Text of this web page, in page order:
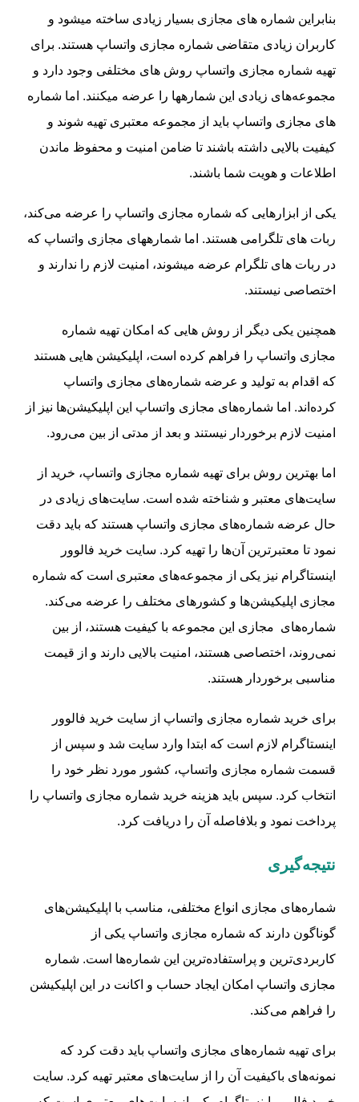
بنابراین شماره‌ های مجازی بسیار زیادی ساخته میشود و
کاربران زیادی متقاضی شماره مجازی واتساپ هستند. برای
تهیه شماره مجازی واتساپ روش‌ های مختلفی وجود دارد و
مجموعه‌های زیادی این شمارهها را عرضه میکنند. اما شماره‌
های مجازی واتساپ باید از مجموعه معتبری تهیه شوند و
کیفیت بالایی داشته باشند تا ضامن امنیت و محفوظ ماندن
اطلاعات و هویت شما باشند.
یکی از ابزارهایی که شماره مجازی واتساپ را عرضه می‌‌کند،
ربات‌ های تلگرامی هستند. اما شمارههای مجازی واتساپ که
در ربات‌ های تلگرام عرضه میشوند، امنیت لازم را ندارند و
اختصاصی نیستند.
همچنین یکی دیگر از روش‌ هایی که امکان تهیه شماره
مجازی واتساپ‌ را فراهم کرده است، اپلیکیشن‌ هایی هستند
که اقدام به تولید و عرضه شماره‌های مجازی واتساپ
کرده‌اند. اما شماره‌های مجازی واتساپ این اپلیکیشن‌ها نیز از
امنیت لازم برخوردار نیستند و بعد از مدتی از بین می‌رود.
اما بهترین روش برای تهیه شماره مجازی واتساپ، خرید از
سایت‌های معتبر و شناخته شده است. سایت‌های زیادی در
حال عرضه شماره‌های مجازی واتساپ هستند که باید دقت
نمود تا معتبرترین آن‌ها را تهیه کرد. سایت خرید فالوور
اینستاگرام نیز یکی از مجموعه‌های معتبری است که شماره
مجازی اپلیکیشن‌ها و کشورهای مختلف را عرضه می‌کند.
شماره‌های مجازی این مجموعه با کیفیت هستند، از بین
نمی‌روند، اختصاصی هستند، امنیت بالایی دارند و از قیمت
مناسبی برخوردار هستند.
برای خرید شماره مجازی واتساپ از سایت خرید فالوور
اینستاگرام لازم است که ابتدا وارد سایت شد و سپس از
قسمت شماره مجازی واتساپ، کشور مورد نظر خود را
انتخاب کرد. سپس باید هزینه خرید شماره مجازی واتساپ را
پرداخت نمود و بلافاصله آن را دریافت کرد.
نتیجه‌گیری
شماره‌های مجازی انواع مختلفی، مناسب با اپلیکیشن‌های
گوناگون دارند که شماره مجازی واتساپ یکی از
کاربردی‌ترین و پراستفاده‌ترین این شماره‌ها است. شماره
مجازی واتساپ امکان ایجاد حساب و اکانت در این اپلیکیشن
را فراهم می‌کند.
برای تهیه شماره‌های مجازی واتساپ باید دقت کرد که
نمونه‌های باکیفیت آن را از سایت‌های معتبر تهیه کرد. سایت